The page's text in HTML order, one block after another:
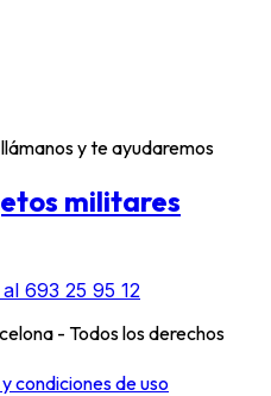
y te ayudaremos
militares
693 25 95 12
- Todos los derechos
condiciones de uso